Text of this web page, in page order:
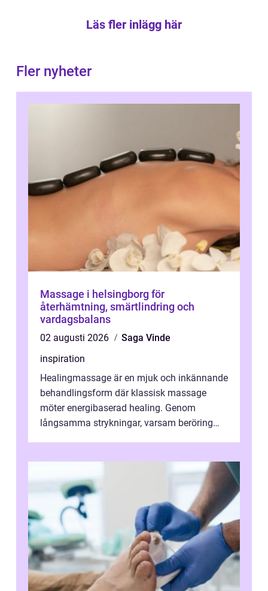
Läs fler inlägg här
Fler nyheter
Massage i helsingborg för
återhämtning, smärtlindring och
vardagsbalans
02 augusti 2026
Saga Vinde
inspiration
Healingmassage är en mjuk och inkännande
behandlingsform där klassisk massage
möter energibaserad healing. Genom
långsamma strykningar, varsam beröring